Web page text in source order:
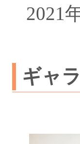
結果
熊本空港カン
賞金総額：￥
2021
ギャ